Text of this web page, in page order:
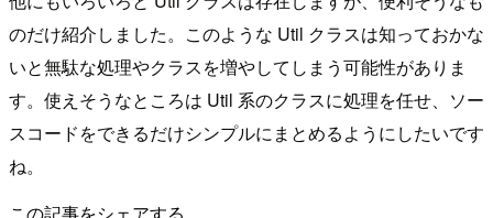
のだけ紹介しました。このような Util クラスは知っておかな
いと無駄な処理やクラスを増やしてしまう可能性がありま
す。使えそうなところは Util 系のクラスに処理を任せ、ソー
スコードをできるだけシンプルにまとめるようにしたいです
ね。